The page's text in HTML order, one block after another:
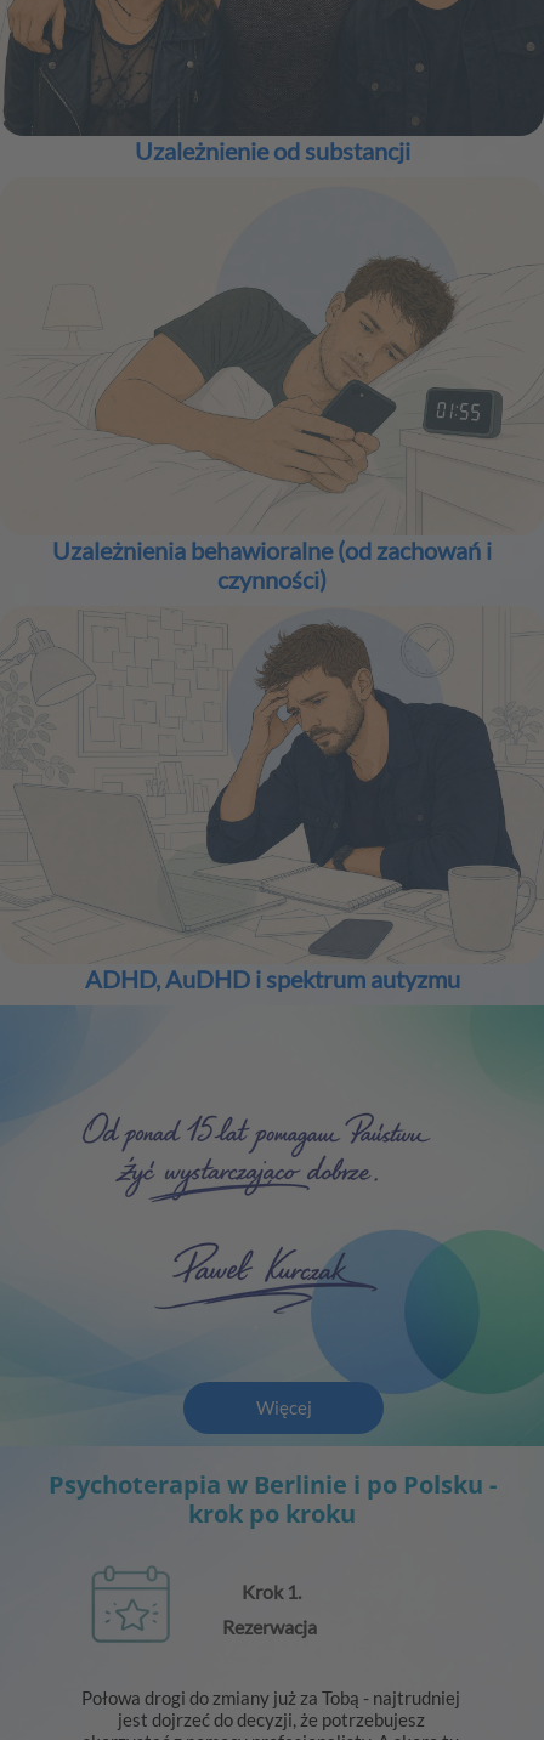
Uzależnienie od substancji
Uzależnienia behawioralne (od zachowań i
czynności)
ADHD, AuDHD i spektrum autyzmu
O tym jak wygląda metoda
mojej pracy, przeczytasz
tutaj:
Więcej
Więcej
Krok 1.
Rezerwacja
Połowa drogi do zmiany już za Tobą - najtrudniej
jest dojrzeć do decyzji, że potrzebujesz
Psychoterapia w Berlinie i po Polsku -
krok po kroku